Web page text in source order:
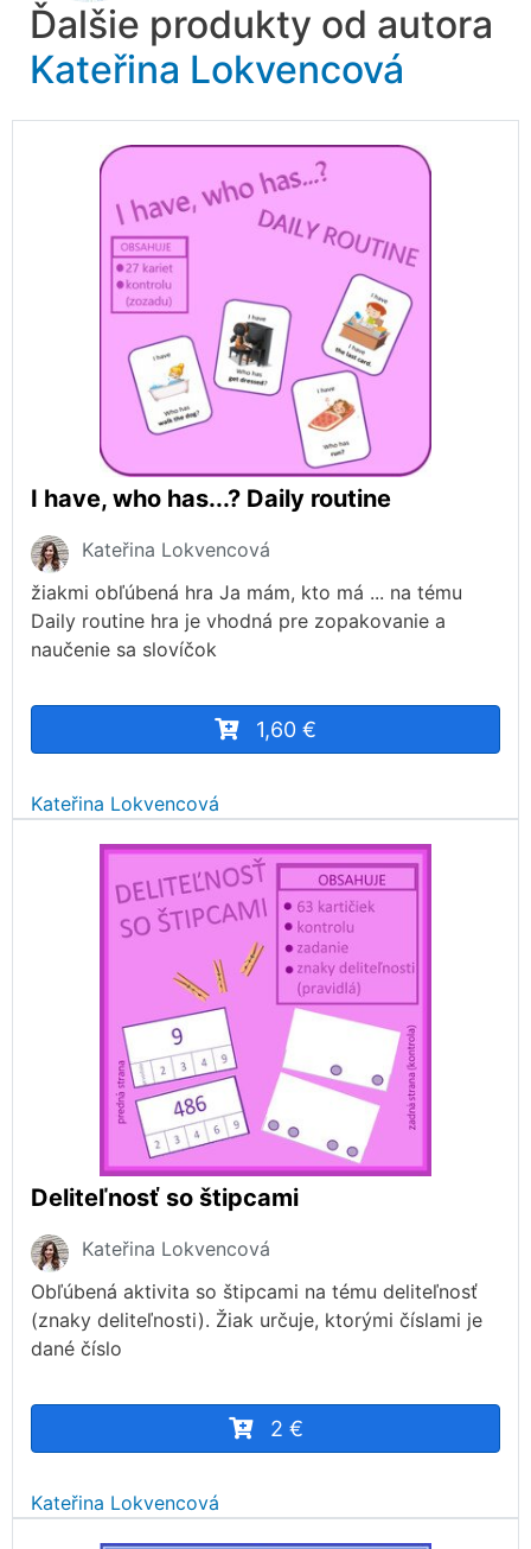
Ďalšie produkty od autora
Kateřina Lokvencová
I have, who has...? Daily routine
Kateřina Lokvencová
žiakmi obľúbená hra Ja mám, kto má ... na tému
Daily routine hra je vhodná pre zopakovanie a
naučenie sa slovíčok
1,60 €
Kateřina Lokvencová
Deliteľnosť so štipcami
Kateřina Lokvencová
Obľúbená aktivita so štipcami na tému deliteľnosť
(znaky deliteľnosti). Žiak určuje, ktorými číslami je
dané číslo
2 €
Kateřina Lokvencová